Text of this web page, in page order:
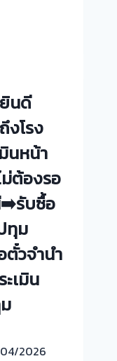
นดี
งโรง
นหน้า
ต้องรอ
➡️รับซื้อ
ทุม
วจำนำ
เมิน
2026